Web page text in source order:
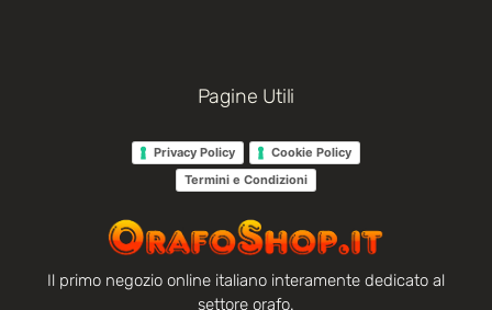
Pagine Utili
Privacy Policy
Cookie Policy
Termini e Condizioni
Il primo negozio online italiano interamente dedicato al
settore orafo.